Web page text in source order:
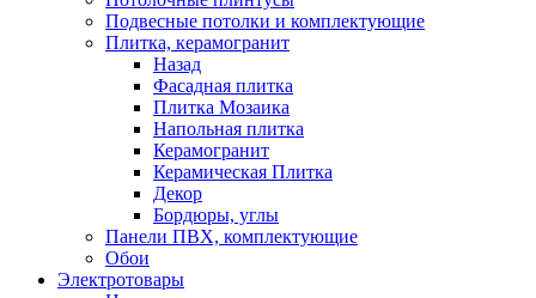
Подвесные потолки и комплектующие
Плитка, керамогранит
Назад
Фасадная плитка
Плитка Мозаика
Напольная плитка
Керамогранит
Керамическая Плитка
Декор
Бордюры, углы
Панели ПВХ, комплектующие
Обои
Электротовары